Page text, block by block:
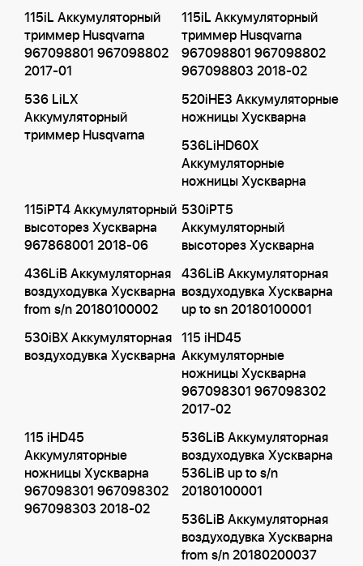
115iL Аккумуляторный
триммер Husqvarna
967098801 967098802
2017-01
115iL Аккумуляторный
триммер Husqvarna
967098801 967098802
967098803 2018-02
536 LiLX
Аккумуляторный
триммер Husqvarna
520iHE3 Аккумуляторные
ножницы Хускварна
536LiHD60X
Аккумуляторные
ножницы Хускварна
115iPT4 Аккумуляторный
высоторез Хускварна
967868001 2018-06
530iPT5
Аккумуляторный
высоторез Хускварна
436LiB Аккумуляторная
воздуходувка Хускварна
from s/n 20180100002
436LiB Аккумуляторная
воздуходувка Хускварна
up to sn 20180100001
530iBX Аккумуляторная
воздуходувка Хускварна
115 iHD45
Аккумуляторные
ножницы Хускварна
967098301 967098302
2017-02
115 iHD45
Аккумуляторные
ножницы Хускварна
967098301 967098302
967098303 2018-02
536LiB Аккумуляторная
воздуходувка Хускварна
536LiB up to s/n
20180100001
536LiB Аккумуляторная
воздуходувка Хускварна
from s/n 20180200037